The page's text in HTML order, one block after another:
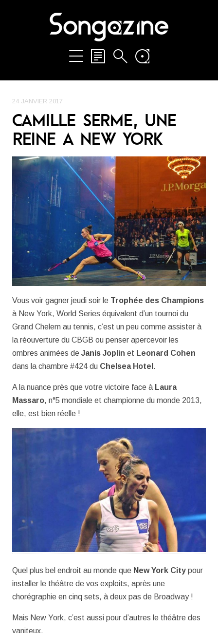
24 JANVIER 2017
CAMILLE SERME, UNE
REINE A NEW YORK
Vous voir gagner jeudi soir le Trophée des Champions
à New York, World Series équivalent d’un tournoi du
Grand Chelem au tennis, c’est un peu comme assister à
la réouverture du CBGB ou penser apercevoir les
ombres animées de Janis Joplin et Leonard Cohen
dans la chambre #424 du Chelsea Hotel .
A la nuance près que votre victoire face à Laura
Massaro, n°5 mondiale et championne du monde 2013,
elle, est bien réelle !
Quel plus bel endroit au monde que New York City pour
installer le théâtre de vos exploits, après une
chorégraphie en cinq sets, à deux pas de Broadway !
Mais New York, c’est aussi pour d’autres le théâtre des
vaniteux.